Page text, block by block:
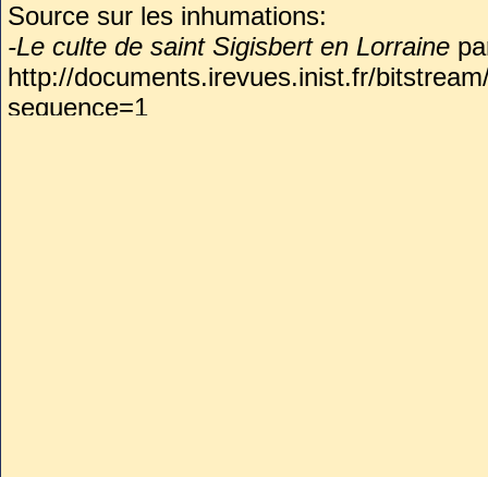
Source sur les inhumations:
-Le culte de saint Sigisbert en Lorraine
http://documents.irevues.inist.fr/
sequence=1
(Sigisbert) , le roi saint.